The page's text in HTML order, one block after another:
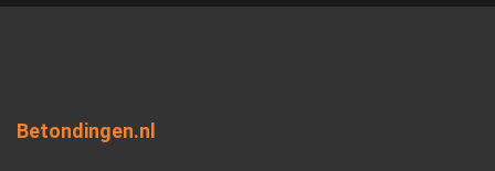
Betondingen.nl